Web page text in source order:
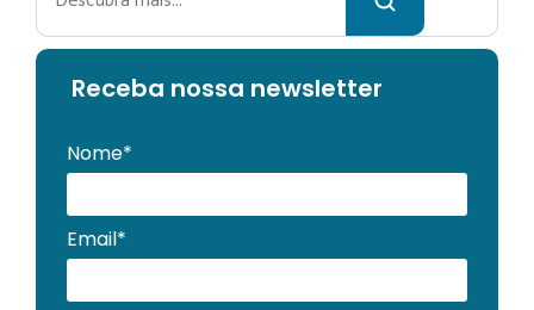
Receba nossa newsletter
Nome*
Email*